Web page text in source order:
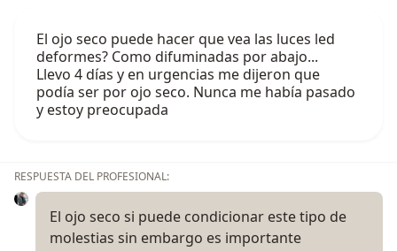
El ojo seco puede hacer que vea las luces led
deformes? Como difuminadas por abajo...
Llevo 4 días y en urgencias me dijeron que
podía ser por ojo seco. Nunca me había pasado
y estoy preocupada
RESPUESTA DEL PROFESIONAL:
El ojo seco si puede condicionar este tipo de
molestias sin embargo es importante